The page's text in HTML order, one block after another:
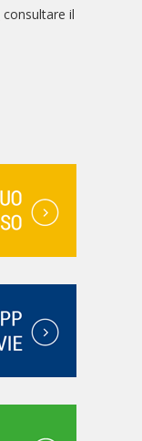
consultare il